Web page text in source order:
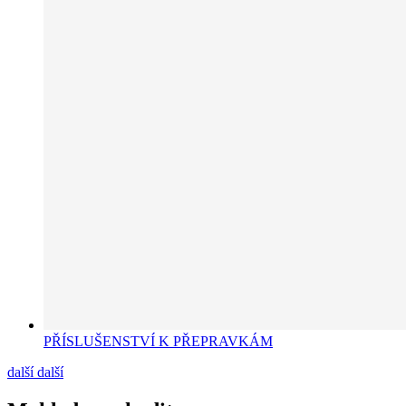
PŘÍSLUŠENSTVÍ K PŘEPRAVKÁM
další další